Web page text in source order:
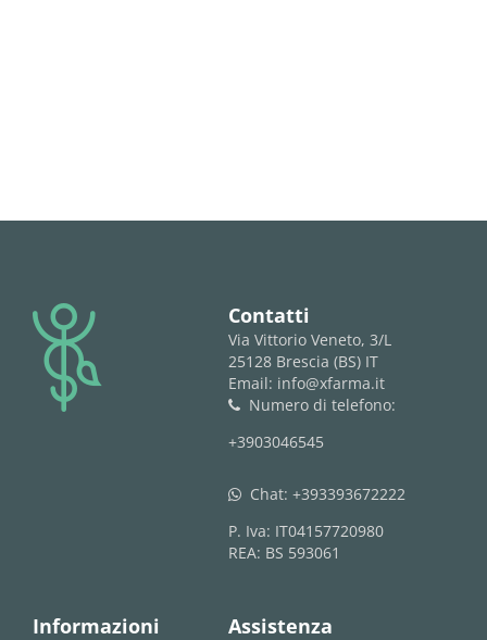
logo Contatti
Via Vittorio Veneto, 3/L
25128 Brescia (BS) IT
Email: info@xfarma.it
phone
Numero di telefono:
+3903046545
whatsapp Chat: +393393672222
P. Iva: IT04157720980
REA: BS 593061
Informazioni Assistenza